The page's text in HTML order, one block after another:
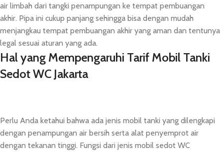
air limbah dari tangki penampungan ke tempat pembuangan
akhir. Pipa ini cukup panjang sehingga bisa dengan mudah
menjangkau tempat pembuangan akhir yang aman dan tentunya
legal sesuai aturan yang ada.
Hal yang Mempengaruhi Tarif Mobil Tanki
Sedot WC Jakarta
Perlu Anda ketahui bahwa ada jenis mobil tanki yang dilengkapi
dengan penampungan air bersih serta alat penyemprot air
dengan tekanan tinggi. Fungsi dari jenis mobil sedot WC